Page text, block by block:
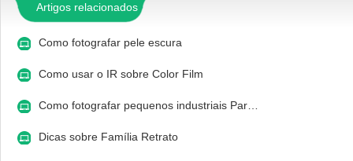
Artigos relacionados
Como fotografar pele escura
Como usar o IR sobre Color Film
Como fotografar pequenos industriais Par…
Dicas sobre Família Retrato